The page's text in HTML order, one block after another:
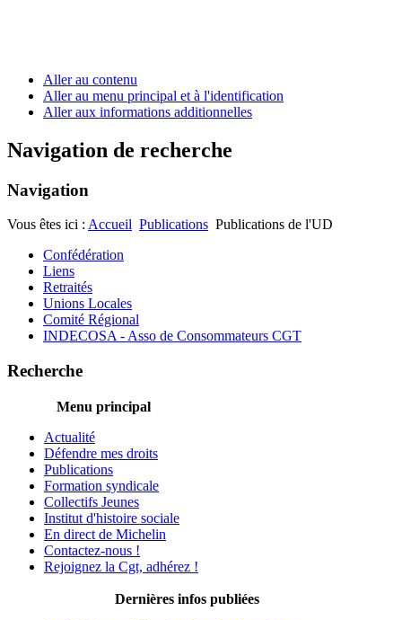
Aller au contenu
Aller au menu principal et à l'identification
Aller aux informations additionnelles
Navigation de recherche
Navigation
Vous êtes ici : Accueil Publications Publications de l'UD
Confédération
Liens
Retraités
Unions Locales
Comité Régional
INDECOSA - Asso de Consommateurs CGT
Recherche
Menu principal
Actualité
Défendre mes droits
Publications
Formation syndicale
Collectifs Jeunes
Institut d'histoire sociale
En direct de Michelin
Contactez-nous !
Rejoignez la Cgt, adhérez !
Dernières infos publiées